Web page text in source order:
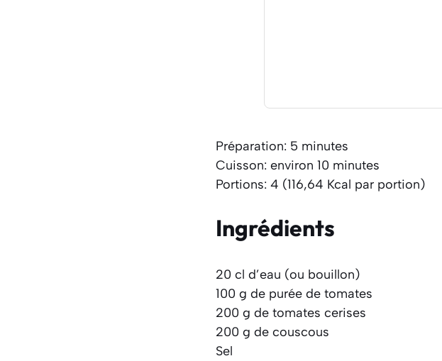
Préparation: 5 minutes
Cuisson: environ 10 minutes
Portions: 4 (116,64 Kcal par portion)
Ingrédients
20 cl d’eau (ou bouillon)
100 g de purée de tomates
200 g de tomates cerises
200 g de couscous
Sel